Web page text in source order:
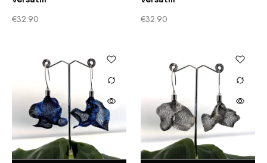
€32.90 €32.90